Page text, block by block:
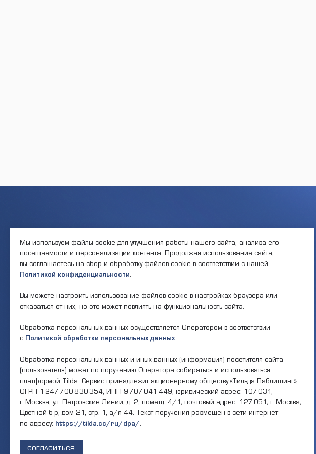
Телефон единого
8 (495) 161-00-40
okc-svao@svao.mos.ru
Почта:
Пн-Пт 9:00 —
17:30, обед 12:00
— 13:00
Об учреждении:
Документы
Электронный каталог:
Результаты НОК оказания услуг
Мы используем файлы cookie для улучшения работы нашего сайта, анализа его
посещаемости и персонализации контента. Продолжая использование сайта,
вы соглашаетесь на сбор и обработку файлов cookie в соответствии с нашей
Политикой конфиденциальности.
Вы можете настроить использование файлов cookie в настройках браузера или
отказаться от них, но это может повлиять на функциональность сайта.
Обработка персональных данных осуществляется Оператором в соответствии
с Политикой обработки персональных данных.
Обработка персональных данных и иных данных (информация) посетителя сайта
(пользователя) может по поручению Оператора собираться и использоваться
платформой Tilda. Сервис принадлежит акционерному обществу «Тильда Паблишинг»,
ОГРН 1 247 700 830 354, ИНН 9 707 041 449, юридический адрес: 107 031,
г. Москва, ул. Петровские Линии, д. 2, помещ. 4/1, почтовый адрес: 127 051, г. Москва,
Цветной б-р, дом 21, стр. 1, а/я 44. Текст поручения размещен в сети интернет
по адресу: https://tilda.cc/ru/dpa/ .
СОГЛАСИТЬСЯ